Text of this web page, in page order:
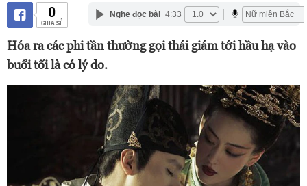
0
CHIA SẺ
Nghe đọc bài 4:33
Hóa ra các phi tần thường gọi thái giám tới hầu hạ vào
buổi tối là có lý do.